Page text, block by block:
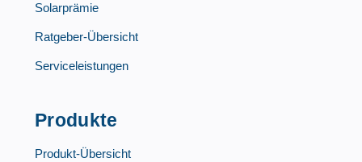
Produkte
Produkt-Übersicht
Solarprämie
Ratgeber-Übersicht
Serviceleistungen